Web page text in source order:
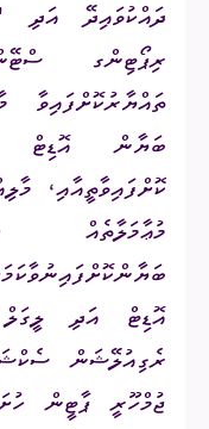
ދައްކުވައިދޭ އަދި
ރިޕޯޓިންގ
ބަޔާން އޮޑިޓް
ކޮށްފައިވާތީއާއި،
މުޢާމަލާތެއް
އޮޑިޓް އަދި
ރެގިއުލޭޝަން
ޖުމްހޫރީ ޕާޓީން